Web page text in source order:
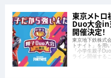
東京メトロ
Duo大会in
開催決定！
東京地下鉄株式
トナイト」を用
「小学生親子
ライン開催する